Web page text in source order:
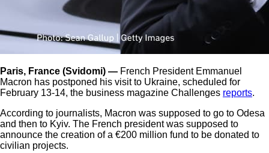
Paris, France (Svidomi) — French President Emmanuel
Macron has postponed his visit to Ukraine, scheduled for
February 13-14, the business magazine Challenges reports.
According to journalists, Macron was supposed to go to Odesa
and then to Kyiv. The French president was supposed to
announce the creation of a €200 million fund to be donated to
civilian projects.